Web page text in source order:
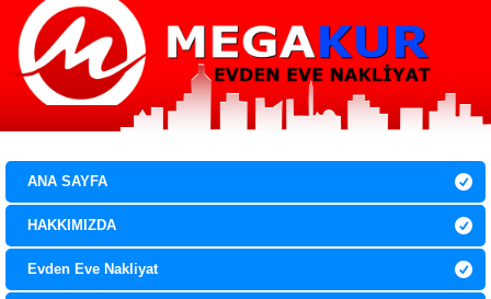
0 850 307 21 29
ANA SAYFA
HAKKIMIZDA
Evden Eve Nakliyat